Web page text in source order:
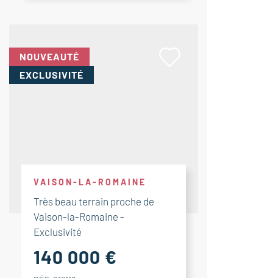
NOUVEAUTÉ
EXCLUSIVITÉ
VAISON-LA-ROMAINE
Très beau terrain proche de
Vaison-la-Romaine -
Exclusivité
140 000 €